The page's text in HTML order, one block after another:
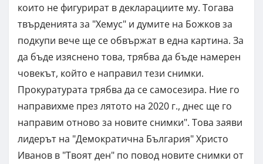
които не фигурират в декларациите му. Тогава
твърденията за "Хемус" и думите на Божков за
подкупи вече ще се обвържат в една картина. За
да бъде изяснено това, трябва да бъде намерен
човекът, който е направил тези снимки.
Прокуратурата трябва да се самосезира. Ние го
направихме през лятото на 2020 г., днес ще го
направим отново за новите снимки". Това заяви
лидерът на "Демократична България" Христо
Иванов в "Твоят ден" по повод новите снимки от